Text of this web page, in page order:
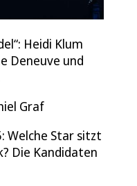
Heidi Klum
Deneuve und
Graf
Welche Star sitzt
Die Kandidaten